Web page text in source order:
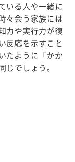
いる人や一緒に
々会う家族には
力や実行力が復
反応を示すこと
たように「かか
でしょう。